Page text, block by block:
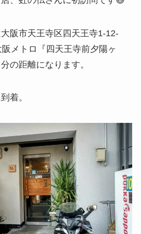
阪市天王寺区四天王寺1-12-
メトロ『四天王寺前夕陽ヶ
の距離になります。
着。